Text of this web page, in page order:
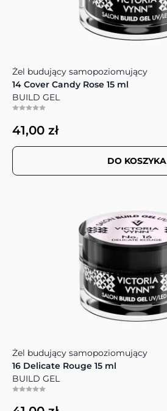
Żel budujący samopoziomujący
14 Cover Candy Rose 15 ml
BUILD GEL
41,00 zł
DO KOSZYKA
Żel budujący samopoziomujący
16 Delicate Rouge 15 ml
BUILD GEL